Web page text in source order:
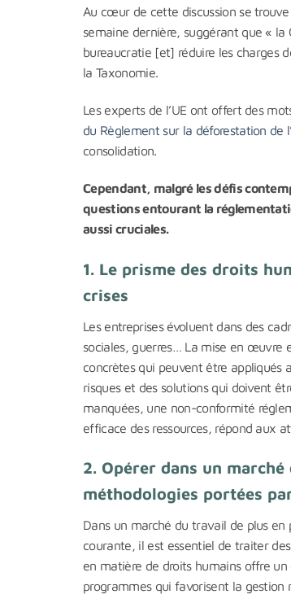
Au cœur de cette discussion se
semaine dernière, suggérant que « la
bureaucratie [et] réduire les charges
la Taxonomie.
Les experts de l’UE ont offert des
du Règlement sur la déforestation de
consolidation.
Cependant, malgré les défis
questions entourant la
aussi cruciales.
1. Le prisme des droits
crises
Les entreprises évoluent dans des
sociales, guerres… La mise en œuvre
concrètes qui peuvent être appliqués
risques et des solutions qui doivent
manquées, une non-conformité
efficace des ressources, répond aux
2. Opérer dans un
méthodologies portées
Dans un marché du travail de plus
courante, il est essentiel de traiter
en matière de droits humains offre
programmes qui favorisent la gestion